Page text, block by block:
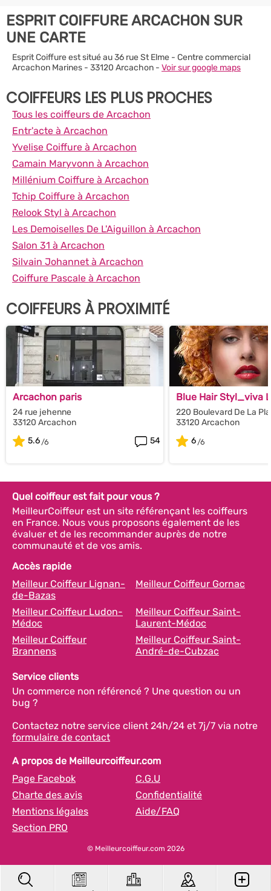
ESPRIT COIFFURE ARCACHON SUR
UNE CARTE
Esprit Coiffure est situé au 36 rue St Elme - Centre commercial
Arcachon Marines - 33120 Arcachon - Voir sur google maps
COIFFEURS LES PLUS PROCHES
Tous les coiffeurs de Arcachon
Entr'acte à Arcachon
Yvelise Coiffure à Arcachon
Camain Maryvonn à Arcachon
Millénium Coiffure à Arcachon
Tchip Coiffure à Arcachon
Relook Styl à Arcachon
Les Demoiselles De L'Aiguillon à Arcachon
Salon 31 à Arcachon
Silvain Johannet à Arcachon
Coiffure Pascale à Arcachon
COIFFEURS À PROXIMITÉ
Arcachon paris
24 rue jehenne
33120 Arcachon
5.6
54
Blue Hair Styl_viva
220 Boulevard De La
33120 Arcachon
6
Quel coiffeur est fait pour vous ?
MeilleurCoiffeur est un site référençant les coiffeurs
en France. Nous vous proposons également de les
évaluer et de les recommander auprès de notre
communauté et de vos amis.
Accès rapide
Meilleur Coiffeur Lignan-
de-Bazas
Meilleur Coiffeur Gornac
Meilleur Coiffeur Ludon-
Médoc
Meilleur Coiffeur Saint-
Laurent-Médoc
Meilleur Coiffeur
Brannens
Meilleur Coiffeur Saint-
André-de-Cubzac
Service clients
Un commerce non référencé ? Une question ou un
bug ?
Contactez notre service client 24h/24 et 7j/7 via notre
formulaire de contact
A propos de Meilleurcoiffeur.com
Page Facebok
C.G.U
Charte des avis
Confidentialité
Mentions légales
Aide/FAQ
Section PRO
© Meilleurcoiffeur.com 2026